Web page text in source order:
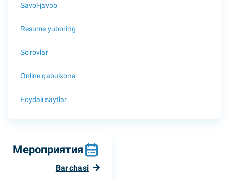
Savol-javob
Resume yuboring
So’rovlar
Online qabulxona
Foydali saytlar
Мероприятия
Barchasi